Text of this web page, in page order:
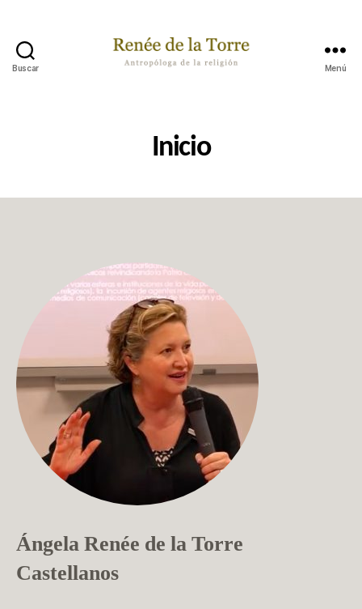
Buscar
Torre
Menú
Inicio
Ángela Renée de la Torre
Castellanos